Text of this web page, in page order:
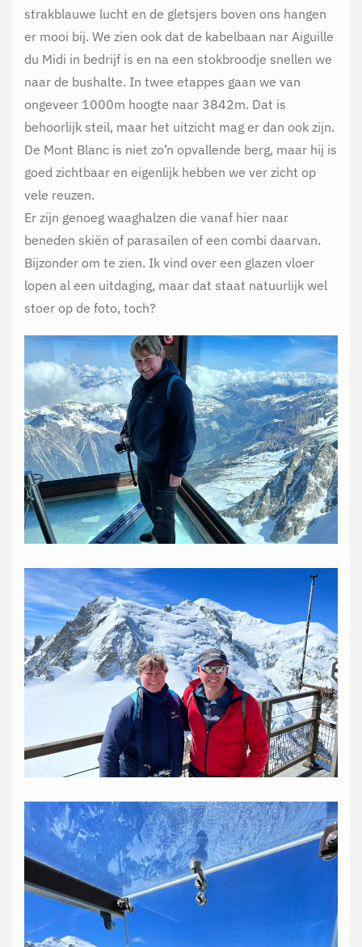
strakblauwe lucht en de gletsjers boven ons hangen
er mooi bij. We zien ook dat de kabelbaan nar Aiguille
du Midi in bedrijf is en na een stokbroodje snellen we
naar de bushalte. In twee etappes gaan we van
ongeveer 1000m hoogte naar 3842m. Dat is
behoorlijk steil, maar het uitzicht mag er dan ook zijn.
De Mont Blanc is niet zo’n opvallende berg, maar hij is
goed zichtbaar en eigenlijk hebben we ver zicht op
vele reuzen.
Er zijn genoeg waaghalzen die vanaf hier naar
beneden skiën of parasailen of een combi daarvan.
Bijzonder om te zien. Ik vind over een glazen vloer
lopen al een uitdaging, maar dat staat natuurlijk wel
stoer op de foto, toch?